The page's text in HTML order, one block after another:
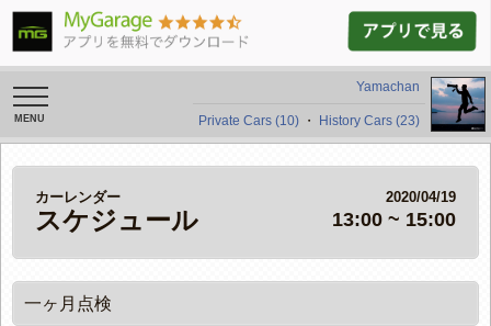
toggle
navigation
Yamachan
Private Cars (10) ・ History Cars (23)
カーレンダー 2020/04/19
スケジュール 13:00 ~ 15:00
一ヶ月点検